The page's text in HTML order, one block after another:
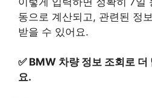
동으로 계산되고, 관련된 정
받을 수 있어요.
✅ BMW 차량 정보 조회로 더
요.